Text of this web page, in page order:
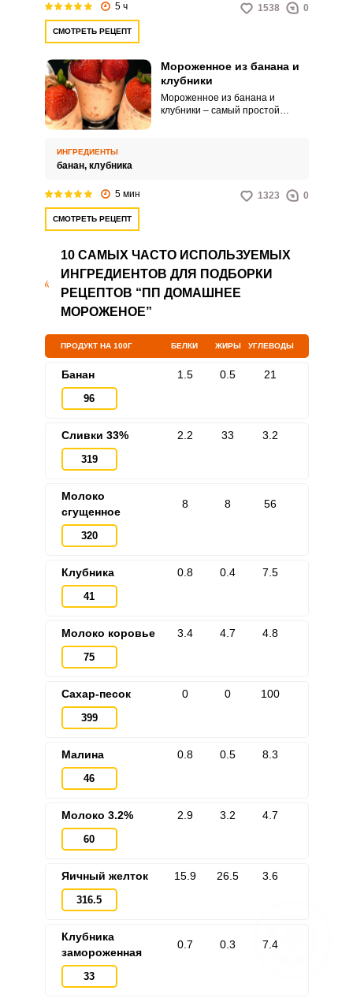
5 ч 1538 0
СМОТРЕТЬ РЕЦЕПТ
Мороженное из банана и
клубники
Мороженное из банана и
клубники – самый простой
ИНГРЕДИЕНТЫ
банан, клубника
5 мин 1323 0
СМОТРЕТЬ РЕЦЕПТ
10 САМЫХ ЧАСТО ИСПОЛЬЗУЕМЫХ
ИНГРЕДИЕНТОВ ДЛЯ ПОДБОРКИ
РЕЦЕПТОВ “ПП ДОМАШНЕЕ
МОРОЖЕНОЕ”
ПРОДУКТ НА 100Г БЕЛКИ ЖИРЫ УГЛЕВОДЫ
Банан
96
1.5 0.5 21
Сливки 33%
319
2.2 33 3.2
Молоко
сгущенное
320
8 8 56
Клубника
41
0.8 0.4 7.5
Молоко коровье
75
3.4 4.7 4.8
Сахар-песок
399
0 0 100
Малина
46
0.8 0.5 8.3
Молоко 3.2%
60
2.9 3.2 4.7
Яичный желток
316.5
15.9 26.5 3.6
Клубника
замороженная
33
0.7 0.3 7.4
Запомнить меня
ВХОД